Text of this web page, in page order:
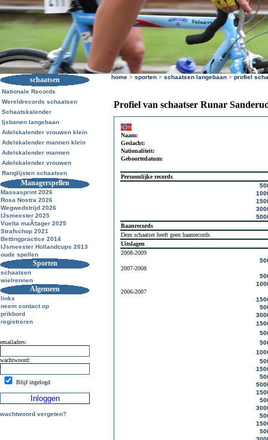
schaatsen
Nationale Records
Wereldrecords schaatsen
Schaatskalender
Ijsbanen langebaan
Adelskalender vrouwen klein
Adelskalender mannen klein
Adelskalender mannen
Adelskalender vrouwen
Ranglijsten schaatsen
Managerspellen
Massasprint 2026
Rosa Nostra 2026
Wegwedstrijd 2026
IJsmeester 2025
Vuelta maÃ±ager 2025
Strafschop 2021
Bettingpractice 2014
IJsmeester Hollandcups 2013
oude spellen
Sporten
schaatsen
wielrennen
Algemeen
links
neem contact op
prikbord
registreren
emailadres:
wachtwoord:
Blijf ingelogd
wachtwoord vergeten?
home > sporten > schaatsen langebaan > profiel
Profiel van schaatser Runar
Naam:
Geslacht:
Nationaliteit:
Geboortedatum:
Persoonlijke records
Baanrecords
Deze schaatser heeft geen baanrecords
Uitslagen
2008-2009
2007-2008
2006-2007